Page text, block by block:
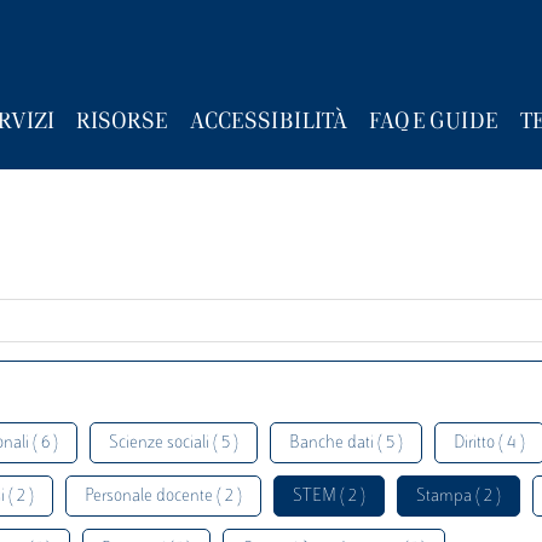
RISORSE ACCESSIBILITÀ FAQ E GUIDE
( 6 ) Scienze sociali ( 5 ) Banche dati ( 5 ) Diritto ( 4 )
( 2 ) Personale docente ( 2 ) STEM ( 2 ) Stampa ( 2 )